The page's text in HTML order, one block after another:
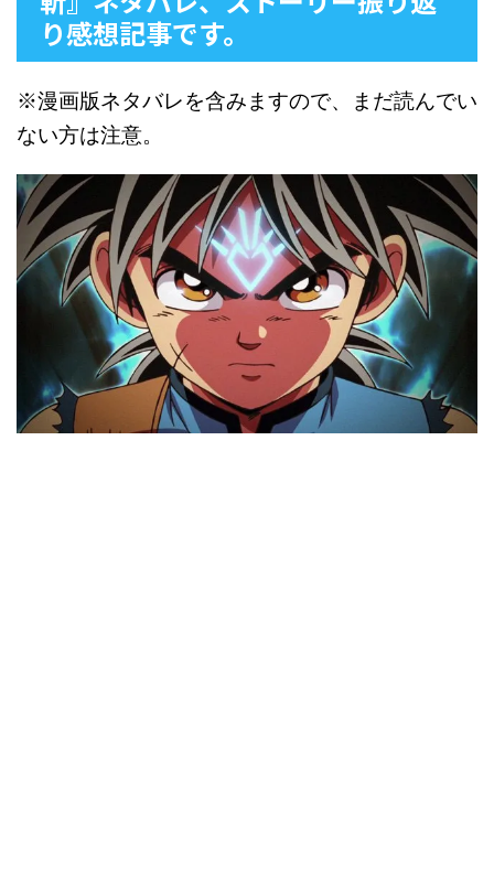
り感想記事です。
※漫画版ネタバレを含みますので、まだ読んでい
ない方は注意。